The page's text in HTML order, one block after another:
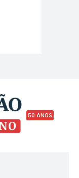
50 ANOS